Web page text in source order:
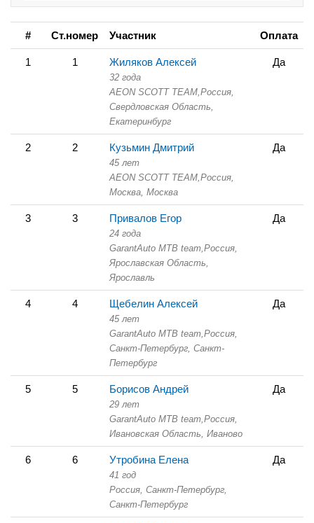
# Ст.номер Участник Оплата
1 1 Жиляков Алексей
32 года
AEON SCOTT TEAM, Россия,
Свердловская Область,
Екатеринбург
Да
2 2 Кузьмин Дмитрий
45 лет
AEON SCOTT TEAM, Россия,
Москва, Москва
Да
3 3 Привалов Егор
24 года
GarantAuto MTB team, Россия,
Ярославская Область,
Ярославль
Да
4 4 Щебелин Алексей
45 лет
GarantAuto MTB team, Россия,
Санкт-Петербург, Санкт-
Петербург
Да
5 5 Борисов Андрей
29 лет
GarantAuto MTB team, Россия,
Ивановская Область, Иваново
Да
6 6 Утробина Елена
41 год
Россия, Санкт-Петербург,
Санкт-Петербург
Да